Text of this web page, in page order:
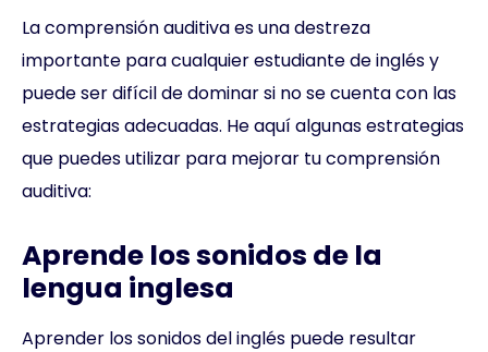
La comprensión auditiva es una destreza
importante para cualquier estudiante de inglés y
puede ser difícil de dominar si no se cuenta con las
estrategias adecuadas. He aquí algunas estrategias
que puedes utilizar para mejorar tu comprensión
auditiva:
Aprende los sonidos de la
lengua inglesa
Aprender los sonidos del inglés puede resultar